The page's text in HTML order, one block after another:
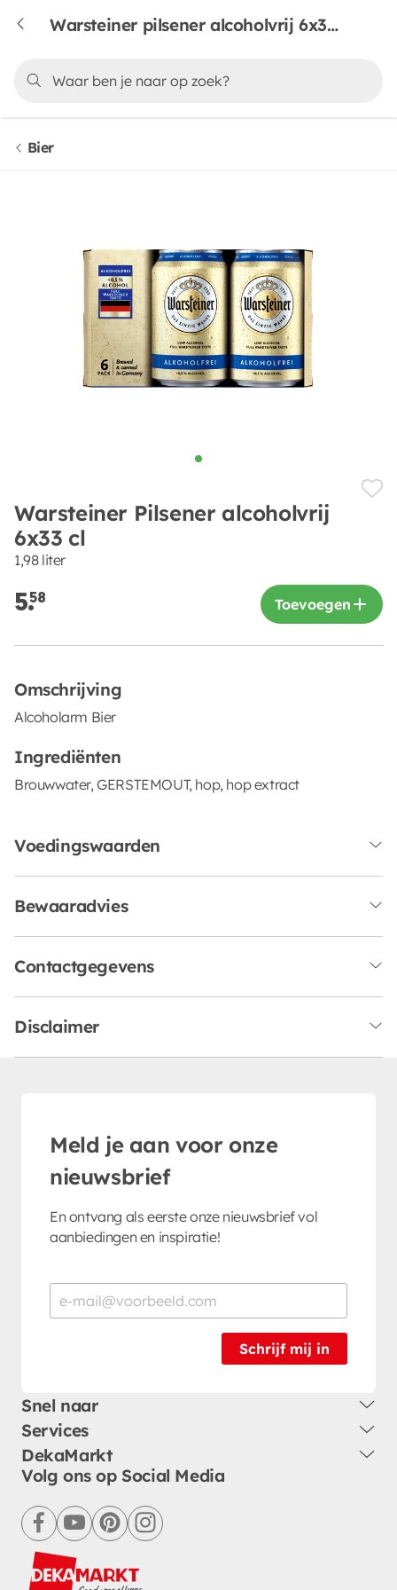
Warsteiner pilsener alcoholvrij 6x33 cl
Bier
Warsteiner Pilsener alcoholvrij
6x33 cl
1,98 liter
5.58 Toevoegen
Omschrijving
Alcoholarm Bier
Ingrediënten
Brouwwater, GERSTEMOUT, hop, hop extract
Voedingswaarden
Bewaaradvies
Contactgegevens
Disclaimer
Meld je aan voor onze
nieuwsbrief
En ontvang als eerste onze nieuwsbrief vol
aanbiedingen en inspiratie!
Schrijf mij in
Snel naar
Services
DekaMarkt
Volg ons op Social Media
facebookyoutubepinterestinstagram